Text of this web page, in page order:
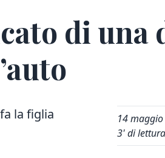
di una
la figlia
14
3' di lettura